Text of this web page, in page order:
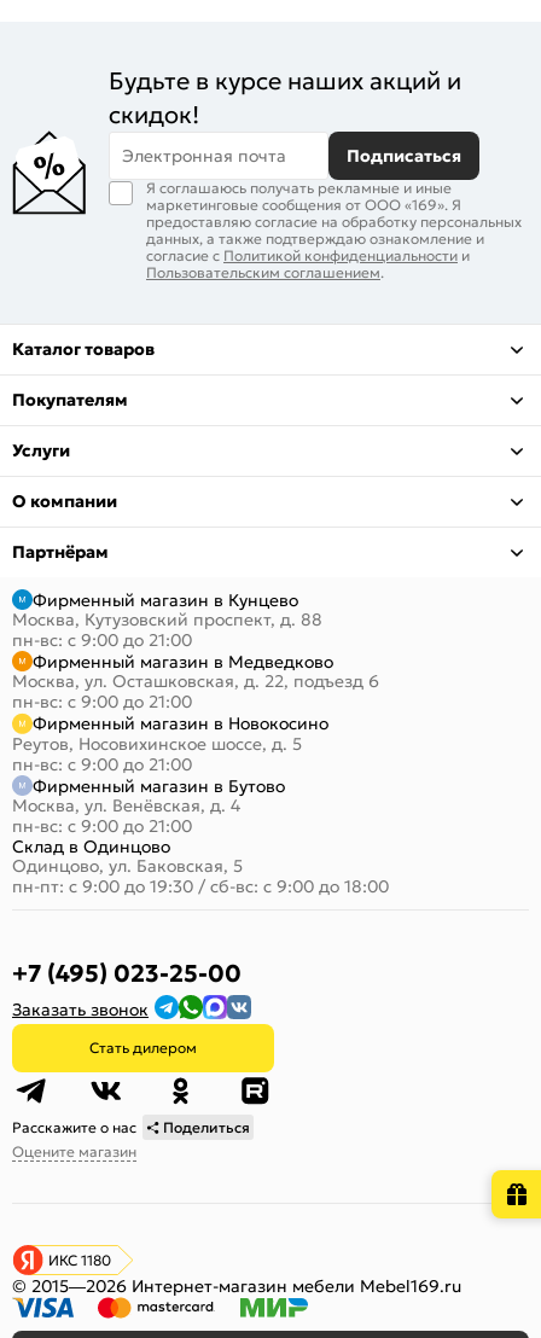
Будьте в курсе наших акций и
скидок!
Электронная почта Подписаться
Я соглашаюсь получать рекламные и иные
маркетинговые сообщения от ООО «169». Я
предоставляю согласие на обработку персональных
данных, а также подтверждаю ознакомление и
согласие с Политикой конфиденциальности и
Пользовательским соглашением.
Каталог товаров
Покупателям
Услуги
О компании
Партнёрам
Фирменный магазин в Кунцево
Москва, Кутузовский проспект, д. 88
пн-вс: с 9:00 до 21:00
Фирменный магазин в Медведково
Москва, ул. Осташковская, д. 22, подъезд 6
пн-вс: с 9:00 до 21:00
Фирменный магазин в Новокосино
Реутов, Носовихинское шоссе, д. 5
пн-вс: с 9:00 до 21:00
Фирменный магазин в Бутово
Москва, ул. Венёвская, д. 4
пн-вс: с 9:00 до 21:00
Склад в Одинцово
Одинцово, ул. Баковская, 5
пн-пт: с 9:00 до 19:30 / сб-вс: с 9:00 до 18:00
+7 (495) 023-25-00
Заказать звонок
Стать дилером
Расскажите о нас
Поделиться
Оцените магазин
ИКС 1180
© 2015—2026 Интернет-магазин мебели Mebel169.ru